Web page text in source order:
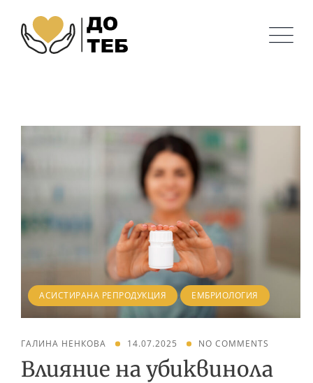
АСИСТИРАНА РЕПРОДУКЦИЯ , ЕМБРИОЛОГИЯ
ГАЛИНА НЕНКОВА 14.07.2025 NO COMMENTS
Влияние на убиквинола